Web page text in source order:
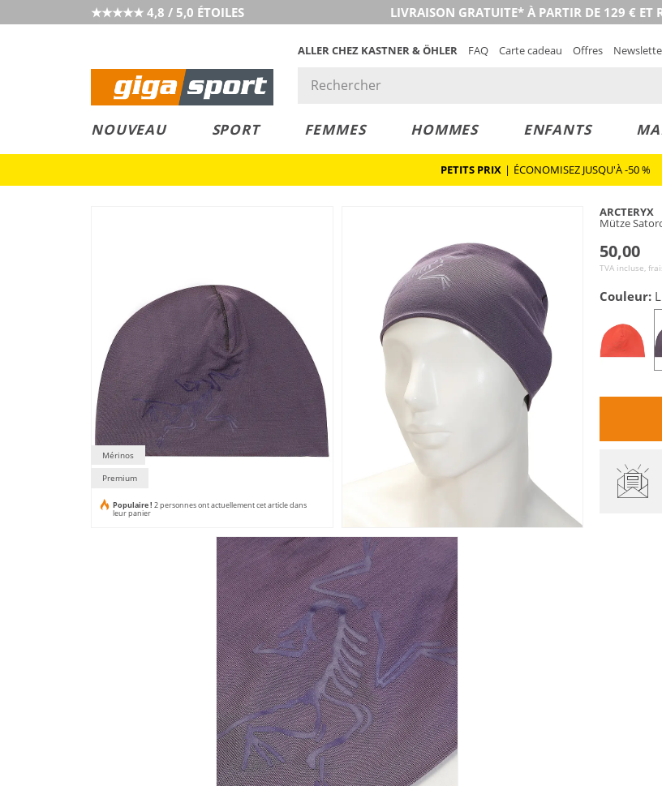
★★★★★ 4,8 / 5,0 ÉTOILES LIVRAISON GRATUITE* À PARTIR DE 129 € ET
ALLER CHEZ KASTNER & ÖHLER FAQ Carte cadeau Offres
NOUVEAU SPORT FEMMES HOMMES ENFANTS
PETITS PRIX | ÉCONOMISEZ JUSQU'À -50 %
Mérinos
Premium
Populaire ! 2 personnes ont actuellement cet article dans
leur panier
ARCTERYX
Mütze
50,00
TVA incluse,
Couleur: